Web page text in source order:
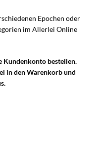
Epochen oder
im Allerlei Online
Kundenkonto bestellen.
in den Warenkorb und